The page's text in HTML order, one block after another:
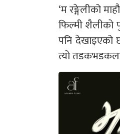
‘म रङ्गेलीको
फिल्मी शैलीको
पनि देखाइएको
त्यो